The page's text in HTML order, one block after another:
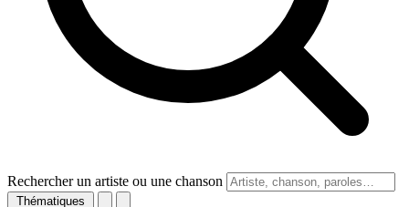
Rechercher un artiste ou une chanson
Thématiques